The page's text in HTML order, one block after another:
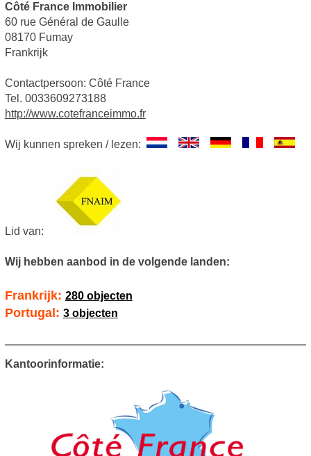
Côté France Immobilier
60 rue Général de Gaulle
08170 Fumay
Frankrijk
Contactpersoon: Côté France
Tel. 0033609273188
http://www.cotefranceimmo.fr
Wij kunnen spreken / lezen:
Lid van:
Wij hebben aanbod in de volgende landen:
Frankrijk: 280 objecten
Portugal: 3 objecten
Kantoorinformatie: